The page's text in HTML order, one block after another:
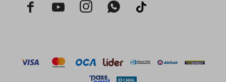
  